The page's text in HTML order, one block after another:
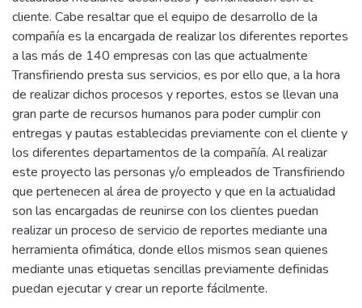
cliente. Cabe resaltar que el equipo de desarrollo de la
compañía es la encargada de realizar los diferentes reportes
a las más de 140 empresas con las que actualmente
Transfiriendo presta sus servicios, es por ello que, a la hora
de realizar dichos procesos y reportes, estos se llevan una
gran parte de recursos humanos para poder cumplir con
entregas y pautas establecidas previamente con el cliente y
los diferentes departamentos de la compañía. Al realizar
este proyecto las personas y/o empleados de Transfiriendo
que pertenecen al área de proyecto y que en la actualidad
son las encargadas de reunirse con los clientes puedan
realizar un proceso de servicio de reportes mediante una
herramienta ofimática, donde ellos mismos sean quienes
mediante unas etiquetas sencillas previamente definidas
puedan ejecutar y crear un reporte fácilmente.